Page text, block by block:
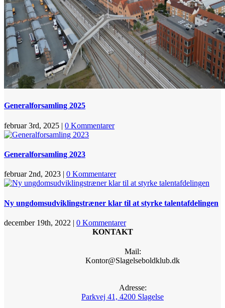
Generalforsamling 2025
februar 3rd, 2025 | 0 Kommentarer
Generalforsamling 2023
februar 2nd, 2023 | 0 Kommentarer
Ny ungdomsudviklingstræner klar til at styrke talentafdelingen
december 19th, 2022 | 0 Kommentarer
KONTAKT
Mail:
Kontor@Slagelseboldklub.dk
Adresse:
Parkvej 41, 4200 Slagelse